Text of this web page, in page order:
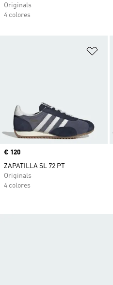
Originals
4 colores
Precio
€ 120
ZAPATILLA SL 72 PT
Originals
4 colores